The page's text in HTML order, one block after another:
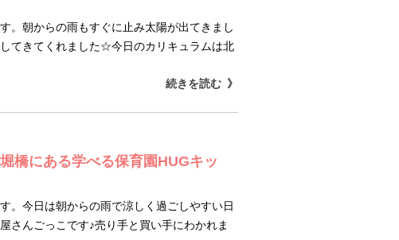
。朝からの雨もすぐに止み太陽が出てきまし
てきてくれました☆今日のカリキュラムは北
続きを読む
橋にある学べる保育園HUGキッ
。今日は朝からの雨で涼しく過ごしやすい日
さんごっこです♪売り手と買い手にわかれま